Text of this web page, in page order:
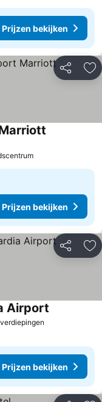
Prijzen bekijken
Delen
Prijzen bekijken
Delen
Airport
Prijzen bekijken